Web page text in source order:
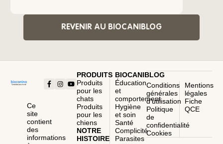
REVENIR AU BIOCANIBLOG
Ce
site
contient
des
informations
PRODUITS
Produits
pour les
chats
Produits
pour les
chiens
NOTRE
HISTOIRE
BIOCANIBLOG
Éducation
et
comportement
Hygiène
et soin
Santé
Complicité
Parasites
Conditions
générales
d’utilisation
Politique
de
confidentialité
Cookies
Mentions
légales
Fiche
QCE